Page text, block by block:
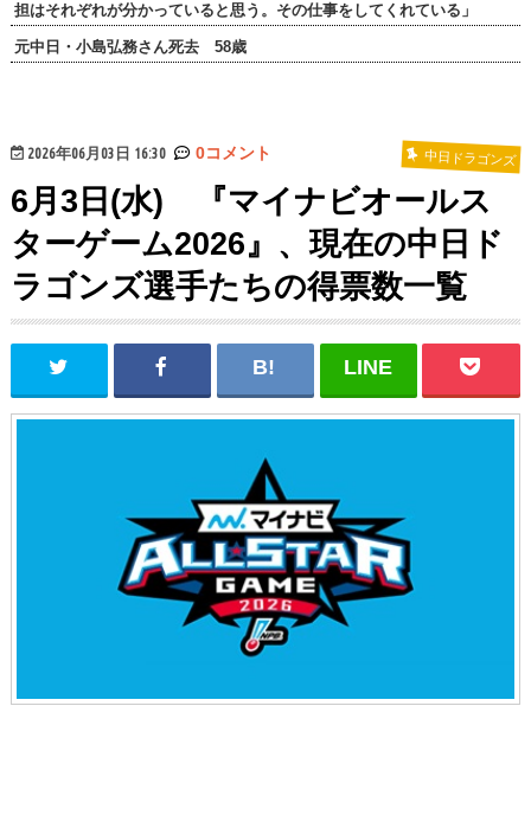
担はそれぞれが分かっていると思う。その仕事をしてくれている」
元中日・小島弘務さん死去 58歳
2026年06月03日 16:30 0コメント 中日ドラゴンズ
6月3日(水) 『マイナビオールス
ターゲーム2026』、現在の中日ド
ラゴンズ選手たちの得票数一覧